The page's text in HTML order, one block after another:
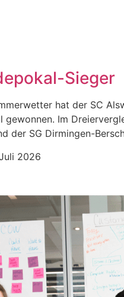
Sieger
hat der SC
gewonnen. Im
der SG Dirmingen-
2026